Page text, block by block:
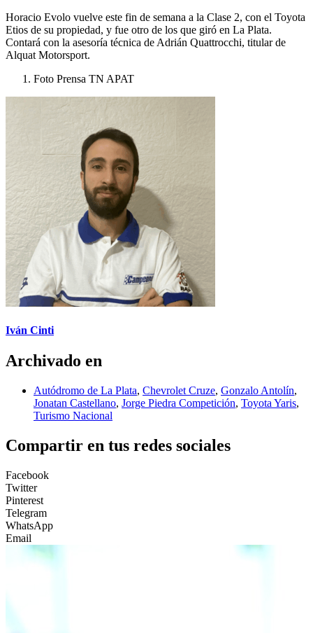
Horacio Evolo vuelve este fin de semana a la Clase 2, con el Toyota
Etios de su propiedad, y fue otro de los que giró en La Plata.
Contará con la asesoría técnica de Adrián Quattrocchi, titular de
Alquat Motorsport.
Foto Prensa TN APAT
Iván Cinti
Archivado en
Autódromo de La Plata, Chevrolet Cruze, Gonzalo Antolín,
Jonatan Castellano, Jorge Piedra Competición, Toyota Yaris,
Turismo Nacional
Compartir en tus redes sociales
Facebook
Twitter
Pinterest
Telegram
WhatsApp
Email